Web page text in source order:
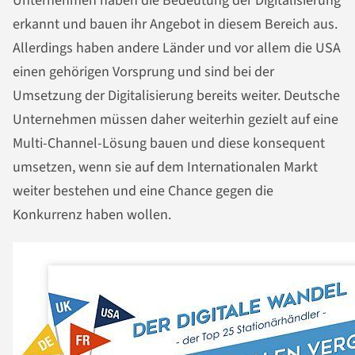
erkannt und bauen ihr Angebot in diesem Bereich aus.
Allerdings haben andere Länder und vor allem die USA
einen gehörigen Vorsprung und sind bei der
Umsetzung der Digitalisierung bereits weiter. Deutsche
Unternehmen müssen daher weiterhin gezielt auf eine
Multi-Channel-Lösung bauen und diese konsequent
umsetzen, wenn sie auf dem Internationalen Markt
weiter bestehen und eine Chance gegen die
Konkurrenz haben wollen.